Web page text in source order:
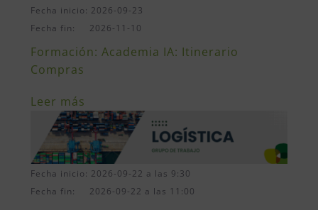
Fecha inicio: 2026-09-23
Fecha fin: 2026-11-10
Formación: Academia IA: Itinerario
Compras
Leer más
Fecha inicio: 2026-09-22 a las 9:30
Fecha fin: 2026-09-22 a las 11:00